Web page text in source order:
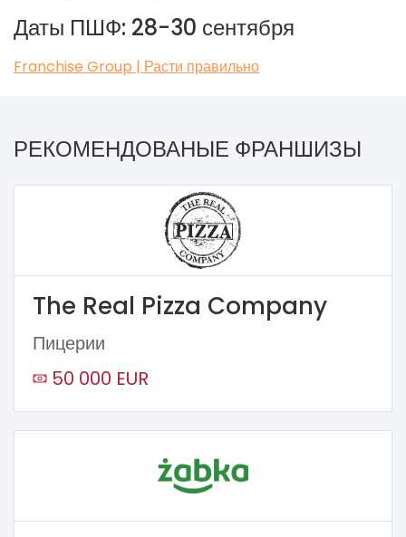
Даты ПШФ: 28-30 сентября
Franchise Group | Расти правильно
РЕКОМЕНДОВАНЫЕ ФРАНШИЗЫ
The Real Pizza Company
Пицерии
50 000 EUR